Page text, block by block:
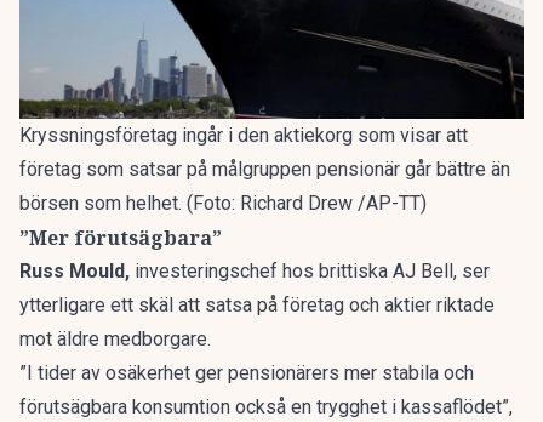
Kryssningsföretag ingår i den aktiekorg som visar att
företag som satsar på målgruppen pensionär går bättre än
börsen som helhet. (Foto: Richard Drew /AP-TT)
”Mer förutsägbara”
Russ Mould, investeringschef hos brittiska AJ Bell, ser
ytterligare ett skäl att satsa på företag och aktier riktade
mot äldre medborgare.
”I tider av osäkerhet ger pensionärers mer stabila och
förutsägbara konsumtion också en trygghet i kassaflödet”,